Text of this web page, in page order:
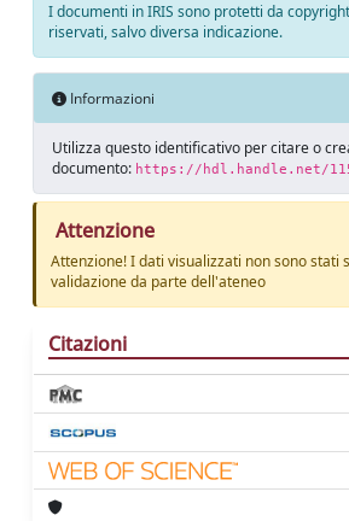
I documenti in IRIS sono protetti da
riservati, salvo diversa indicazione.
Informazioni
Utilizza questo identificativo per citare o
documento: https://hdl.handle.net/
Attenzione
Attenzione! I dati visualizzati non sono stati
validazione da parte dell'ateneo
Citazioni